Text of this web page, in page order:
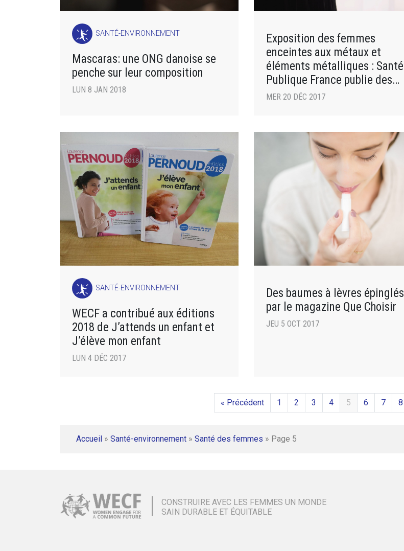
SANTÉ-ENVIRONNEMENT
Mascaras: une ONG danoise se
penche sur leur composition
LUN 8 JAN 2018
Exposition des femmes
enceintes aux métaux et
éléments métalliques : Santé
Publique France publie des
données
MER 20 DÉC 2017
SANTÉ-ENVIRONNEMENT
WECF a contribué aux éditions
2018 de J’attends un enfant et
J’élève mon enfant
LUN 4 DÉC 2017
Des baumes à lèvres épinglés
par le magazine Que Choisir
JEU 5 OCT 2017
« Précédent 1 2 3 4 5 6 7 8
Accueil » Santé-environnement » Santé des femmes » Page 5
CONSTRUIRE AVEC LES FEMMES UN MONDE
SAIN DURABLE ET ÉQUITABLE